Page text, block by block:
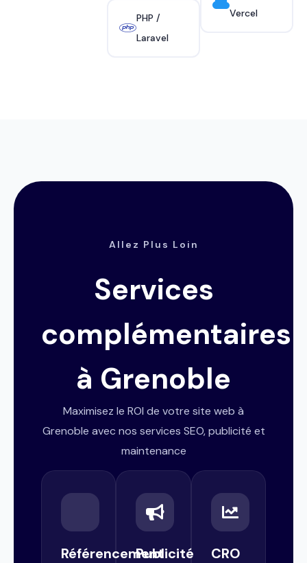
PHP /
Laravel
Vercel
Allez Plus Loin
Services
complémentaires
à Grenoble
Maximisez le ROI de votre site web à
Grenoble avec nos services SEO, publicité et
maintenance
RéférencementPublicité CRO